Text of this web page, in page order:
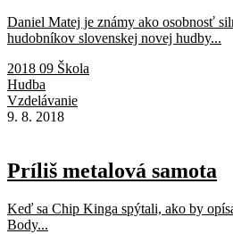
Daniel Matej je známy ako osobnosť
hudobníkov slovenskej novej hudby...
2018 09 Škola
Hudba
Vzdelávanie
9. 8. 2018
Príliš metalová samota
Keď sa Chip Kinga spýtali, ako by
Body...